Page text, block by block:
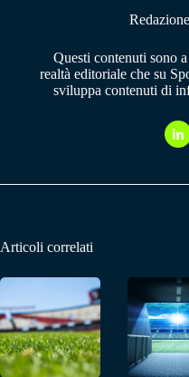
Questi contenuti sono
realtà editoriale che su
sviluppa contenuti di
Articoli correlati